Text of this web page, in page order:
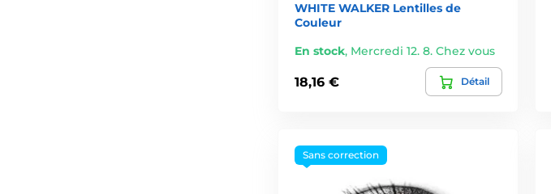
WHITE WALKER Lentilles de
Couleur
En stock, Mercredi 12. 8. Chez vous
18,16 € Détail
Sans correction